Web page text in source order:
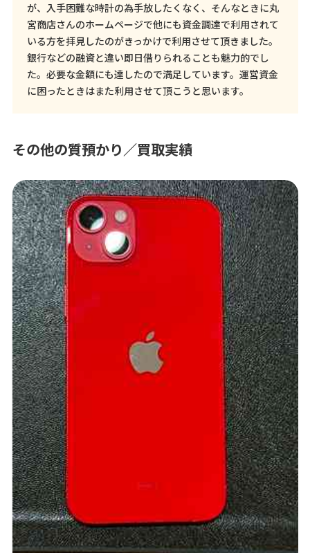
が、入手困難な時計の為手放したくなく、そんなときに丸
宮商店さんのホームページで他にも資金調達で利用されて
いる方を拝見したのがきっかけで利用させて頂きました。
銀行などの融資と違い即日借りられることも魅力的でし
た。必要な金額にも達したので満足しています。運営資金
に困ったときはまた利用させて頂こうと思います。
その他の質預かり／買取実績